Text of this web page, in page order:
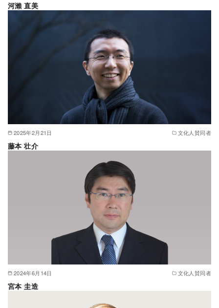
河瀨 直美
2025年2月21日 文化人賛同者
藤本 壮介
2024年6月14日 文化人賛同者
宮本 圭造